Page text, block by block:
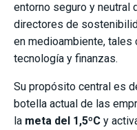
entorno seguro y neutral
directores de
en medioambiente, tales
tecnología y finanzas.
Su propósito central es
botella actual de las
la meta del 1,5ºC y